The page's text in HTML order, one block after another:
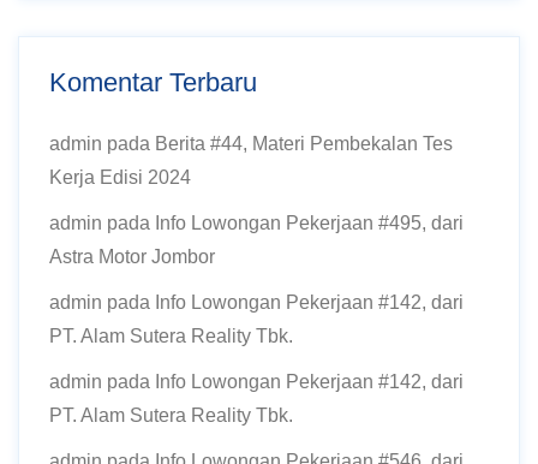
Komentar Terbaru
admin pada Berita #44, Materi Pembekalan Tes
Kerja Edisi 2024
admin pada Info Lowongan Pekerjaan #495, dari
Astra Motor Jombor
admin pada Info Lowongan Pekerjaan #142, dari
PT. Alam Sutera Reality Tbk.
admin pada Info Lowongan Pekerjaan #142, dari
PT. Alam Sutera Reality Tbk.